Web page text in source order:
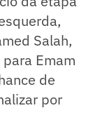
Salah,
Emam
de
por